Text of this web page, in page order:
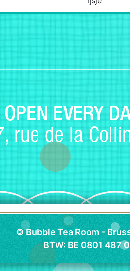
© Bubble Tea Room -
BTW: BE 0801 487